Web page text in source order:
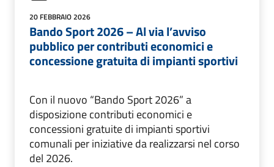
20 FEBBRAIO 2026
Bando Sport 2026 – Al via l’avviso
pubblico per contributi economici e
concessione gratuita di impianti sportivi
Con il nuovo “Bando Sport 2026” a
disposizione contributi economici e
concessioni gratuite di impianti sportivi
comunali per iniziative da realizzarsi nel corso
del 2026.